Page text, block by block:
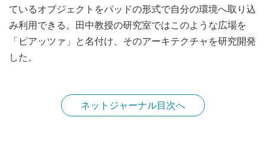
ているオブジェクトをパッドの形式で自分の環境へ取り込
み利用できる。田中教授の研究室ではこのような広場を
「ピアッツァ」と名付け、そのアーキテクチャを研究開発
した。
ネットジャーナル目次へ